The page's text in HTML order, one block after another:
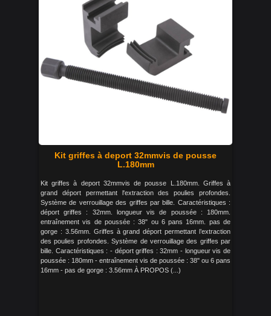
Kit griffes à deport 32mmvis de pousse
L.180mm
Kit griffes à deport 32mmvis de pousse L.180mm. Griffes à
grand déport permettant l'extraction des poulies profondes.
Système de verrouillage des griffes par bille. Caractéristiques :
déport griffes : 32mm. longueur vis de poussée : 180mm.
entraînement vis de poussée : 38" ou 6 pans 16mm. pas de
gorge : 3.56mm. Griffes à grand déport permettant l’extraction
des poulies profondes. Système de verrouillage des griffes par
bille. Caractéristiques : - déport griffes : 32mm - longueur vis de
poussée : 180mm - entraînement vis de poussée : 38" ou 6 pans
16mm - pas de gorge : 3.56mm À PROPOS (...)